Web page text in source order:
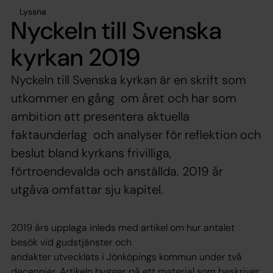
Lyssna
Nyckeln till Svenska
kyrkan 2019
Nyckeln till Svenska kyrkan är en skrift som
utkommer en gång om året och har som
ambition att presentera aktuella
faktaunderlag och analyser för reflektion och
beslut bland kyrkans frivilliga,
förtroendevalda och anställda. 2019 år
utgåva omfattar sju kapitel.
2019 års upplaga inleds med artikel om hur antalet
besök vid gudstjänster och
andakter utvecklats i Jönköpings kommun under två